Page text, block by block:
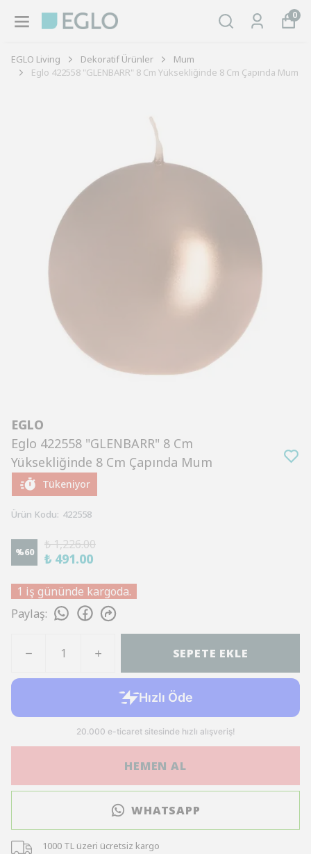
0
EGLO Living Dekoratif Ürünler
Mum
Eglo 422558 "GLENBARR" 8 Cm Yüksekliğinde 8 Cm Çapında Mum
EGLO
Eglo 422558 "GLENBARR" 8 Cm
Yüksekliğinde 8 Cm Çapında Mum
Tükeniyor
Ürün Kodu: 422558
%60
₺ 1,226.00
₺ 491.00
1 iş gününde kargoda.
Paylaş:
SEPETE EKLE
HEMEN AL
WHATSAPP
1000 TL üzeri ücretsiz kargo